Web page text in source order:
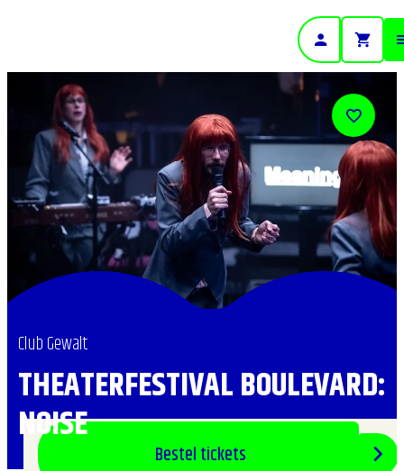
THEATERFESTIVAL BOULEVARD:
NOISE
Club Gewalt
Bestel tickets